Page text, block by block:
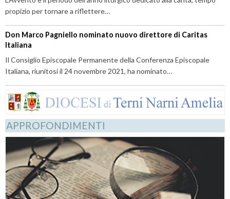
propizio per tornare a riflettere…
Don Marco Pagniello nominato nuovo direttore di Caritas
Italiana
Il Consiglio Episcopale Permanente della Conferenza Episcopale
Italiana, riunitosi il 24 novembre 2021, ha nominato…
APPROFONDIMENTI